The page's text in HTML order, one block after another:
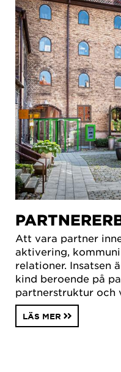
Att vara partner
aktivering,
relationer. Insatsen
kind beroende på
partnerstruktur och
LÄS MER